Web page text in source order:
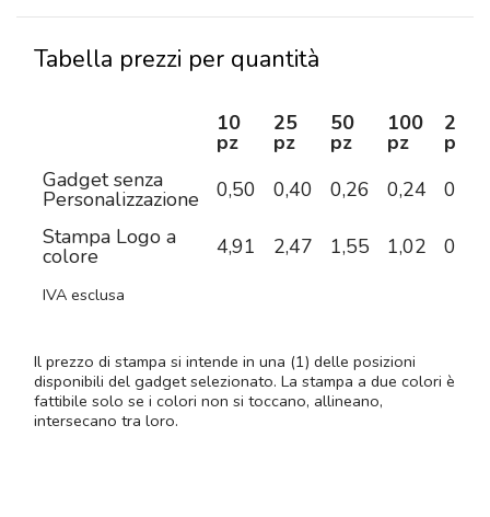
Tabella prezzi per quantità
10
pz
25
pz
50
pz
100
pz
250
pz
Gadget senza
Personalizzazione 0,50 0,40 0,26 0,24
0,19
Stampa Logo a
colore 4,91 2,47 1,55 1,02 0,71
IVA esclusa
Il prezzo di stampa si intende in una (1) delle posizioni
disponibili del gadget selezionato. La stampa a due colori è
fattibile solo se i colori non si toccano, allineano,
intersecano tra loro.